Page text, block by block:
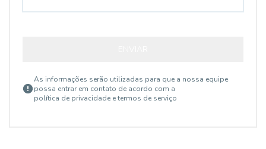
As informações serão utilizadas para que a nossa equipe
possa entrar em contato de acordo com a
política de privacidade e termos de serviço